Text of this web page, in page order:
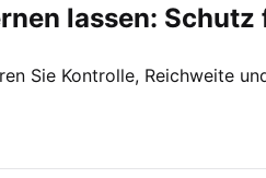
lassen:
Sie Kontrolle, Reichweite